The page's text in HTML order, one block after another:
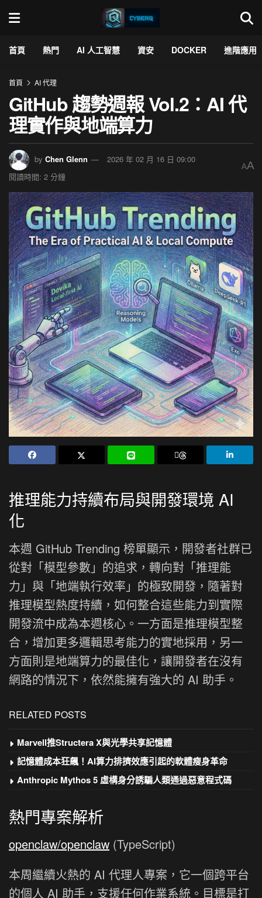
首頁 熱門 AI 人工智慧 資安 DOCKER 進階應用
首頁 AI 代理
GitHub 趨勢週報 Vol.2：AI 代
理實作與地端算力
by Chen Glenn
2026 年 02 月 16 日 09:00
閱讀時間: 2 分鐘
AA
推理能力持續布局與開發環境 AI
化
本週 GitHub Trending 榜單顯示，開發者社群已
從對「模型參數」的追求，轉向對「推理能
力」與「地端執行效率」的極致開發，隨著對
推理模型熱度持續，如何整合這些能力到實際
開發流中成為本週核心。一方面是推理模型整
合，增加更多邏輯思考能力的實地採用，另一
方面則是地端算力的最佳化，讓開發者在沒有
網路的情況下，依然能擁有強大的 AI 助手。
RELATED POSTS
Marvell推Structera X與光學共享記憶體
記憶體成本狂飆！AI算力排擠效應引起的軟體瘦身革命
Anthropic Mythos 5 虛構身分誘騙人類通過惡意程式碼
熱門專案解析
openclaw/openclaw (TypeScript)
本周繼續火熱的 AI 代理人專案，它一個跨平台
的個人 AI 助手，支援任何作業系統。目標是打